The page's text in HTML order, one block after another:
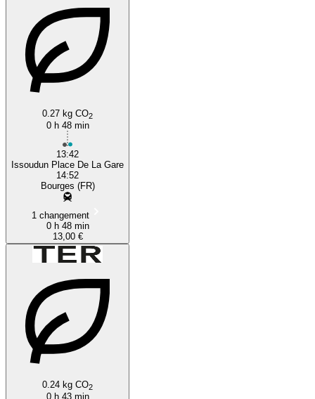
0.27 kg CO2
0 h 48 min
13:42
Issoudun Place De La Gare
14:52
Bourges (FR)
1 changement
0 h 48 min
13,00 €
0.24 kg CO2
0 h 43 min